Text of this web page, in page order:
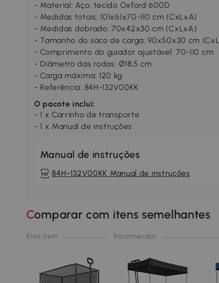
- Material: Aço, tecido Oxford 600D
- Medidas totais: 101x61x70-110 cm (CxLxA)
- Medidas dobrado: 70x42x30 cm (CxLxA)
- Tamanho do saco de carga: 90x50x30 cm
- Comprimento do guiador ajustável: 70-110 cm
- Diâmetro das rodas: Ø18,5 cm
- Carga máxima: 120 kg
- Referência: 84H-132V00KK
O pacote inclui:
- 1 x Carrinho de transporte
- 1 x Manual de instruções
Manual de instruções
84H-132V00KK Manual de instruções
Comparar com itens semelhantes
Este item Recomendar